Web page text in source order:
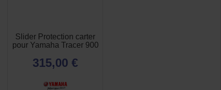
Slider Protection carter
pour Yamaha Tracer 900
315,00 €